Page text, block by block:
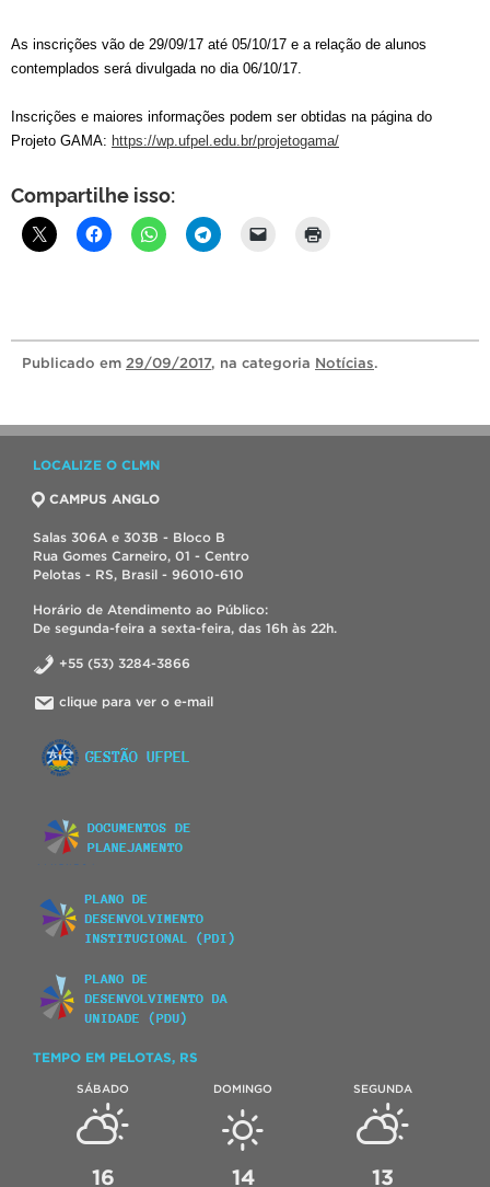
As inscrições vão de 29/09/17 até 05/10/17 e a relação de alunos
contemplados será divulgada no dia 06/10/17.
Inscrições e maiores informações podem ser obtidas na página do
Projeto GAMA: https://wp.ufpel.edu.br/projetogama/
Compartilhe isso:
Publicado em 29/09/2017, na categoria Notícias.
LOCALIZE O CLMN
CAMPUS ANGLO
Salas 306A e 303B - Bloco B
Rua Gomes Carneiro, 01 - Centro
Pelotas - RS, Brasil - 96010-610
Horário de Atendimento ao Público:
De segunda-feira a sexta-feira, das 16h às 22h.
+55 (53) 3284-3866
clique para ver o e-mail
TEMPO EM PELOTAS, RS
SÁBADO
16
DOMINGO
14
SEGUNDA
13